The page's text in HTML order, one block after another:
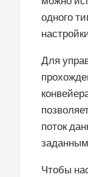
одного
Для
поток
Чтобы